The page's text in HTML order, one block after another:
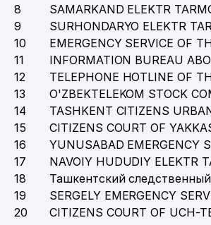
8
SAMARKAND ELEKTR
9
SURHONDARYO ELEKTR
10
EMERGENCY SERVICE OF
11
INFORMATION BUREAU
12
TELEPHONE HOTLINE OF
13
O'ZBEKTELEKOM STOCK
14
TASHKENT CITIZENS
15
CITIZENS COURT OF
16
YUNUSABAD EMERGENCY
17
NAVOIY HUDUDIY ELEKTR
18
Ташкентский
19
SERGELY EMERGENCY
20
CITIZENS COURT OF UCH-